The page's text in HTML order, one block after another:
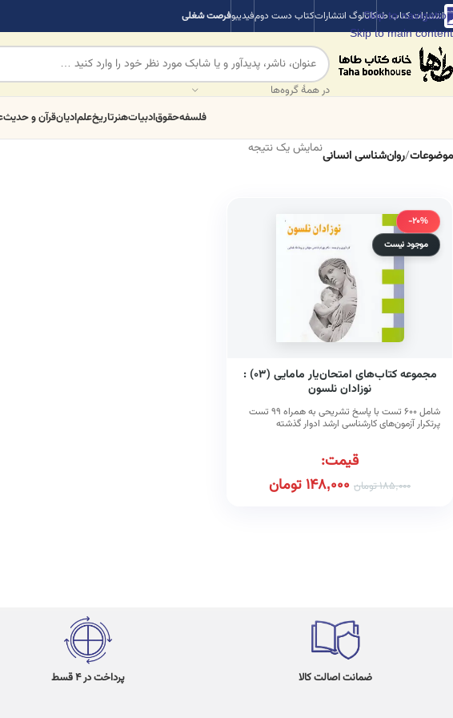
Skip to navigation
Skip to main content
انتشارات کتاب طهکاتالوگ انتشاراتکتاب دست دومفیدیبوفرصت شغلی
در همهٔ گروه‌ها
فلسفهحقوقادبیاتهنرتاریخعلمادیانقرآن و حدیث
موضوعات/روان‌شناسی انسانینمایش یک نتیجه
-20%
موجود نیست
مجموعه کتاب‌های امتحان‌یار مامایی (۰۳) :
نوزادان نلسون
شامل ۶۰۰ تست با پاسخ تشریحی به همراه ۹۹ تست
پرتکرار آزمون‌های کارشناسی ارشد ادوار گذشته
قیمت:
185,000تومان 148,000تومان
ضمانت اصالت کالا پرداخت در 4 قسط